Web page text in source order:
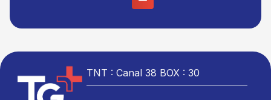
TNT : Canal 38 BOX : 30